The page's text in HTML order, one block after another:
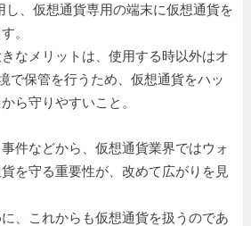
し、仮想通貨専用の端末に仮想通貨を
。
なメリットは、使用する時以外はオ
で保管を行うため、仮想通貨をハッ
ら守りやすいこと。
件などから、仮想通貨業界ではウォ
を守る重要性が、改めて広がりを見
、これからも仮想通貨を扱うのであ